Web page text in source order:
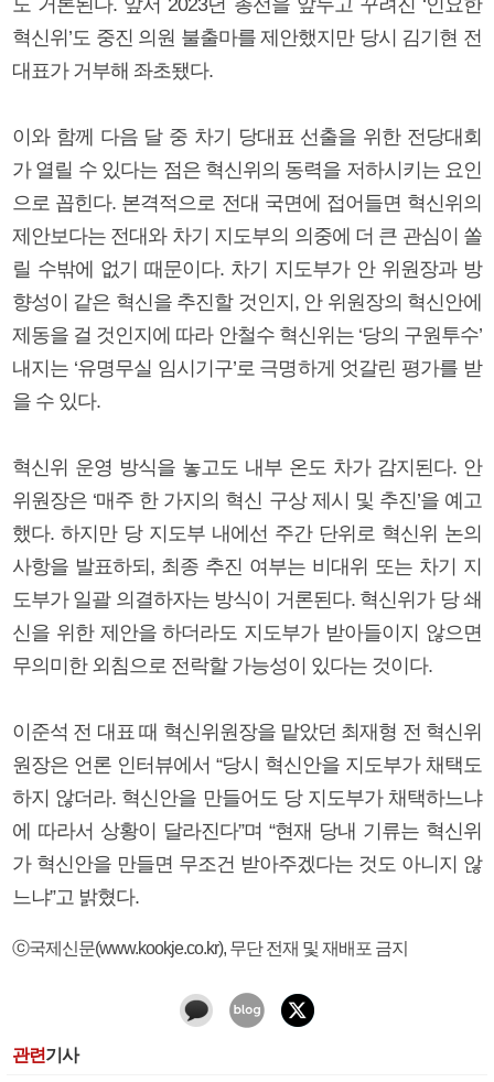
혁신위’도 중진 의원 불출마를 제안했지만 당시 김기현 전
대표가 거부해 좌초됐다.
이와 함께 다음 달 중 차기 당대표 선출을 위한 전당대회
가 열릴 수 있다는 점은 혁신위의 동력을 저하시키는 요인
으로 꼽힌다. 본격적으로 전대 국면에 접어들면 혁신위의
제안보다는 전대와 차기 지도부의 의중에 더 큰 관심이 쏠
릴 수밖에 없기 때문이다. 차기 지도부가 안 위원장과 방
향성이 같은 혁신을 추진할 것인지, 안 위원장의 혁신안에
제동을 걸 것인지에 따라 안철수 혁신위는 ‘당의 구원투수’
내지는 ‘유명무실 임시기구’로 극명하게 엇갈린 평가를 받
을 수 있다.
혁신위 운영 방식을 놓고도 내부 온도 차가 감지된다. 안
위원장은 ‘매주 한 가지의 혁신 구상 제시 및 추진’을 예고
했다. 하지만 당 지도부 내에선 주간 단위로 혁신위 논의
사항을 발표하되, 최종 추진 여부는 비대위 또는 차기 지
도부가 일괄 의결하자는 방식이 거론된다. 혁신위가 당 쇄
신을 위한 제안을 하더라도 지도부가 받아들이지 않으면
무의미한 외침으로 전락할 가능성이 있다는 것이다.
이준석 전 대표 때 혁신위원장을 맡았던 최재형 전 혁신위
원장은 언론 인터뷰에서 “당시 혁신안을 지도부가 채택도
하지 않더라. 혁신안을 만들어도 당 지도부가 채택하느냐
에 따라서 상황이 달라진다”며 “현재 당내 기류는 혁신위
가 혁신안을 만들면 무조건 받아주겠다는 것도 아니지 않
느냐”고 밝혔다.
ⓒ국제신문(www.kookje.co.kr), 무단 전재 및 재배포 금지
관련기사